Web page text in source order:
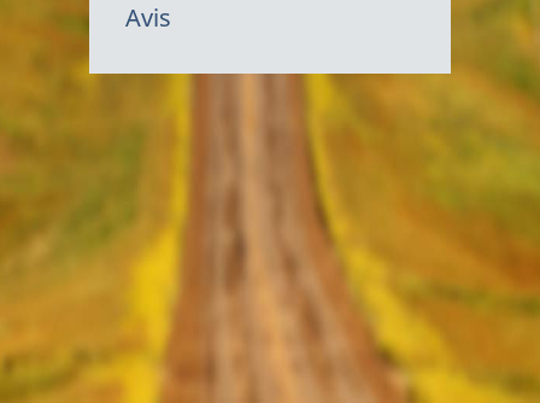
Avis
Canada